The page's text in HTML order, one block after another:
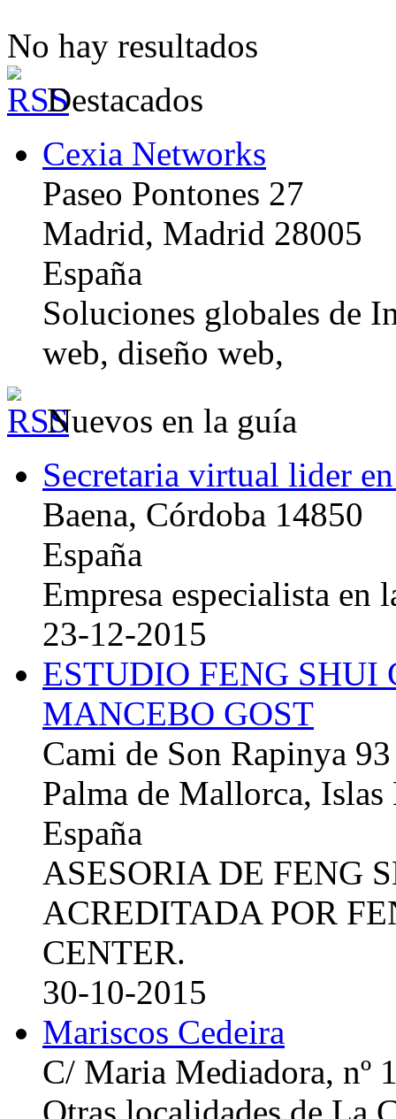
No hay resultados
Destacados
Cexia Networks
Paseo Pontones 27
Madrid, Madrid 28005
España
Soluciones globales de
web, diseño web,
Nuevos en la guía
Secretaria virtual lider
Baena, Córdoba 14850
España
Empresa especialista en
23-12-2015
ESTUDIO FENG
MANCEBO GOST
Cami de Son Rapinya 93
Palma de Mallorca, Islas
España
ASESORIA DE FENG
ACREDITADA POR
CENTER.
30-10-2015
Mariscos Cedeira
C/ Maria Mediadora, nº
Otras localidades de La